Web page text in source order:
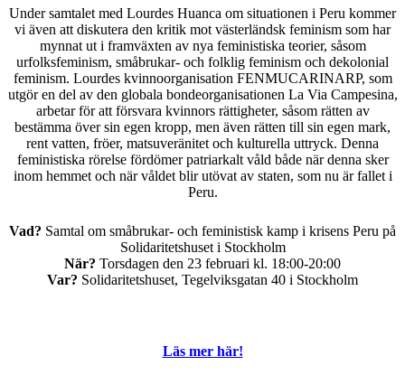
Under samtalet med Lourdes Huanca om situationen i Peru kommer
vi även att diskutera den kritik mot västerländsk feminism som har
mynnat ut i framväxten av nya feministiska teorier, såsom
urfolksfeminism, småbrukar- och folklig feminism och dekolonial
feminism. Lourdes kvinnoorganisation FENMUCARINARP, som
utgör en del av den globala bondeorganisationen La Via Campesina,
arbetar för att försvara kvinnors rättigheter, såsom rätten av
bestämma över sin egen kropp, men även rätten till sin egen mark,
rent vatten, fröer, matsuveränitet och kulturella uttryck. Denna
feministiska rörelse fördömer patriarkalt våld både när denna sker
inom hemmet och när våldet blir utövat av staten, som nu är fallet i
Peru.
Vad? Samtal om småbrukar- och feministisk kamp i krisens Peru på
Solidaritetshuset i Stockholm
När? Torsdagen den 23 februari kl. 18:00-20:00
Var? Solidaritetshuset, Tegelviksgatan 40 i Stockholm
Läs mer här!